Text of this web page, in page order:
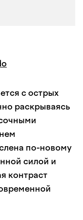
с острых
раскрываясь
по-новому
силой и
контраст